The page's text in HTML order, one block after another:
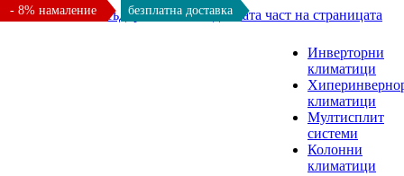
Към основното съдържание Към долната част на страницата
Инверторни
климатици
климатици
Мултисплит
системи
Колонни
климатици
- 8% намаление безплатна доставка